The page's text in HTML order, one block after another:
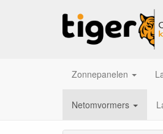
Zonnepanelen
Netomvormers